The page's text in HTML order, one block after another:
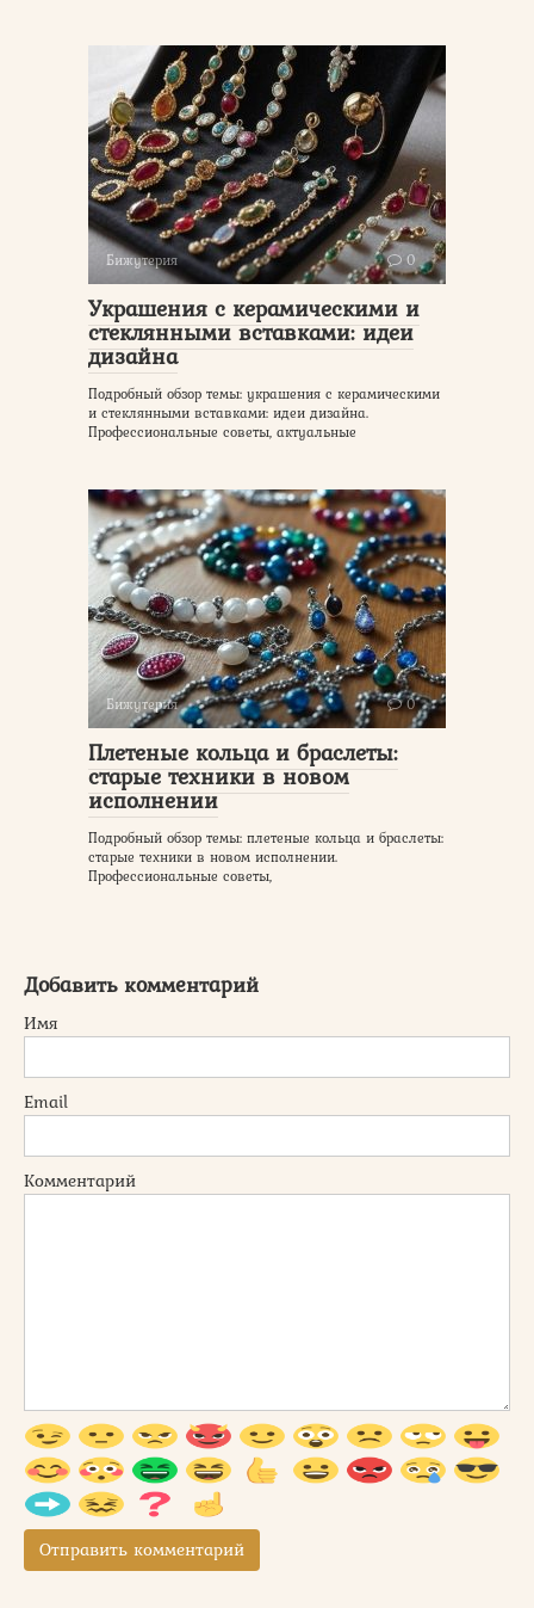
Бижутерия 0
Украшения с керамическими и
стеклянными вставками: идеи
дизайна
Подробный обзор темы: украшения с керамическими
и стеклянными вставками: идеи дизайна.
Профессиональные советы, актуальные
Бижутерия 0
Плетеные кольца и браслеты:
старые техники в новом
исполнении
Подробный обзор темы: плетеные кольца и браслеты:
старые техники в новом исполнении.
Профессиональные советы,
Добавить комментарий
Имя
Email
Комментарий